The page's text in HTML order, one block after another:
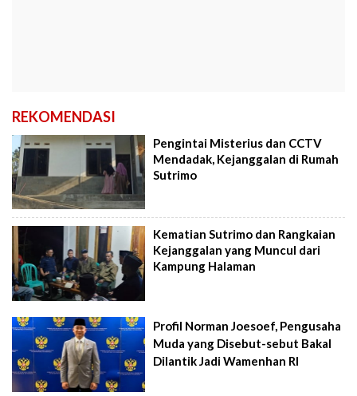
REKOMENDASI
Pengintai Misterius dan CCTV
Mendadak, Kejanggalan di Rumah
Sutrimo
Kematian Sutrimo dan Rangkaian
Kejanggalan yang Muncul dari
Kampung Halaman
Profil Norman Joesoef, Pengusaha
Muda yang Disebut-sebut Bakal
Dilantik Jadi Wamenhan RI